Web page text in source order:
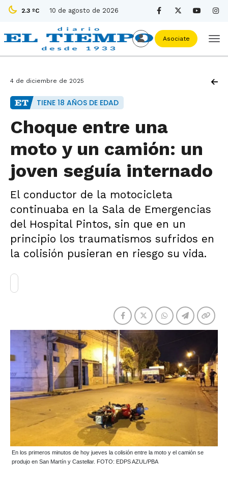
2.3 ºC 10 de agosto de 2026
Asociate
4 de diciembre de 2025
TIENE 18 AÑOS DE EDAD
Choque entre una
moto y un camión: un
joven seguía internado
El conductor de la motocicleta
continuaba en la Sala de Emergencias
del Hospital Pintos, sin que en un
principio los traumatismos sufridos en
la colisión pusieran en riesgo su vida.
En los primeros minutos de hoy jueves la colisión entre la moto y el camión se
produjo en San Martín y Castellar. FOTO: EDPS AZUL/PBA